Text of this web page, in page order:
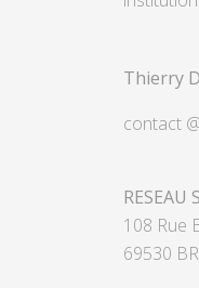
Thierry
contact
RESEAU
108 Rue
69530